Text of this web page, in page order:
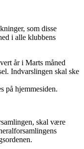
som disse
i alle klubbens
år i Marts måned
Indvarslingen skal ske
på hjemmesiden.
skal være